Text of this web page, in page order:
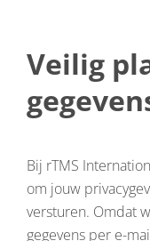
Veilig
Bij rTMS
om jouw
versturen. Omdat
gegevens per e-